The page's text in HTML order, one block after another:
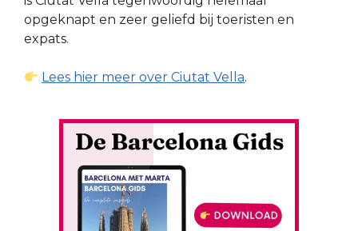
opgeknapt en zeer geliefd bij toeristen en
expats.
Lees hier meer over Ciutat Vella.